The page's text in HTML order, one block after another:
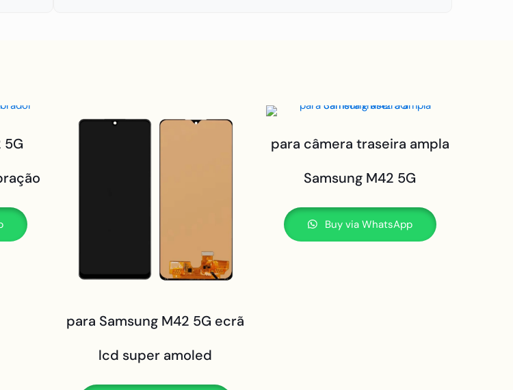
5G
para Samsung M42 5G ecrã
lcd super amoled
para câmera traseira ampla
Samsung M42 5G
Buy via WhatsApp